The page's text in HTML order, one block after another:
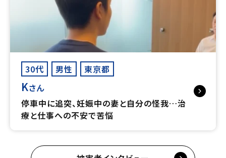
30代 男性 東京都
Kさん
停車中に追突、妊娠中の妻と自分の怪我…治
療と仕事への不安で苦悩